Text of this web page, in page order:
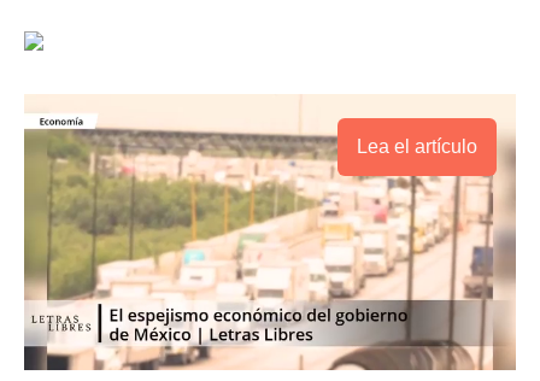
Lea el artículo